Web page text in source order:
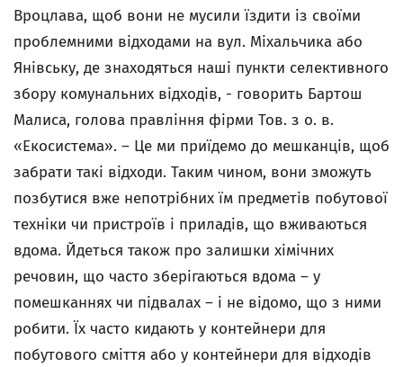
Вроцлава, щоб вони не мусили їздити із своїми
проблемними відходами на вул. Міхальчика або
Янівську, де знаходяться наші пункти селективного
збору комунальних відходів, - говорить Бартош
Малиса, голова правління фірми Тов. з о. в.
«Екосистема». – Це ми приїдемо до мешканців, щоб
забрати такі відходи. Таким чином, вони зможуть
позбутися вже непотрібних їм предметів побутової
техніки чи пристроїв і приладів, що вживаються
вдома. Йдеться також про залишки хімічних
речовин, що часто зберігаються вдома – у
помешканнях чи підвалах – і не відомо, що з ними
робити. Їх часто кидають у контейнери для
побутового сміття або у контейнери для відходів